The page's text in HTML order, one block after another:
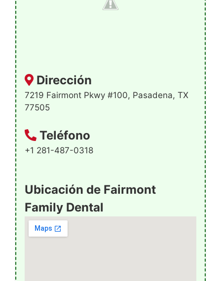
Dirección
7219 Fairmont Pkwy #100, Pasadena, TX
77505
Teléfono
+1 281-487-0318
Ubicación de Fairmont
Family Dental